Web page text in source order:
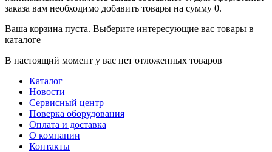
заказа вам необходимо добавить товары на сумму 0.
Ваша корзина пуста. Выберите интересующие вас товары в
каталоге
В настоящий момент у вас нет отложенных товаров
Каталог
Новости
Сервисный центр
Поверка оборудования
Оплата и доставка
О компании
Контакты